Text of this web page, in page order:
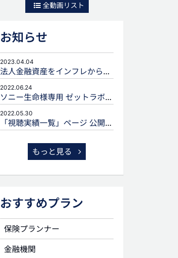
全動画リスト
お知らせ
2023.04.04
法人金融資産をインフレから守るための生命保険活用
2022.06.24
ソニー生命様専用 ゼットラボforLIFEPLANNERのご案内
2022.05.30
「視聴実績一覧」ページ 公開のお知らせ
もっと見る
おすすめプラン
保険プランナー
金融機関